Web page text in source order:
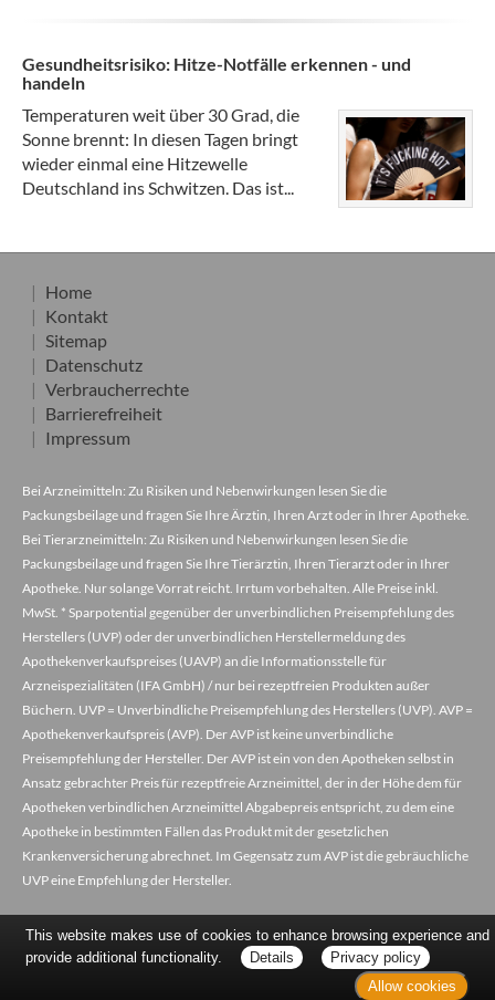
Gesundheitsrisiko: Hitze-Notfälle erkennen - und
handeln
Temperaturen weit über 30 Grad, die
Sonne brennt: In diesen Tagen bringt
wieder einmal eine Hitzewelle
Deutschland ins Schwitzen. Das ist...
Home
Kontakt
Sitemap
Datenschutz
Verbraucherrechte
Barrierefreiheit
Impressum
Bei Arzneimitteln: Zu Risiken und Nebenwirkungen lesen Sie die
Packungsbeilage und fragen Sie Ihre Ärztin, Ihren Arzt oder in Ihrer Apotheke.
Bei Tierarzneimitteln: Zu Risiken und Nebenwirkungen lesen Sie die
Packungsbeilage und fragen Sie Ihre Tierärztin, Ihren Tierarzt oder in Ihrer
Apotheke. Nur solange Vorrat reicht. Irrtum vorbehalten. Alle Preise inkl.
MwSt. * Sparpotential gegenüber der unverbindlichen Preisempfehlung des
Herstellers (UVP) oder der unverbindlichen Herstellermeldung des
Apothekenverkaufspreises (UAVP) an die Informationsstelle für
Arzneispezialitäten (IFA GmbH) / nur bei rezeptfreien Produkten außer
Büchern. UVP = Unverbindliche Preisempfehlung des Herstellers (UVP). AVP =
Apothekenverkaufspreis (AVP). Der AVP ist keine unverbindliche
Preisempfehlung der Hersteller. Der AVP ist ein von den Apotheken selbst in
Ansatz gebrachter Preis für rezeptfreie Arzneimittel, der in der Höhe dem für
Apotheken verbindlichen Arzneimittel Abgabepreis entspricht, zu dem eine
Apotheke in bestimmten Fällen das Produkt mit der gesetzlichen
Krankenversicherung abrechnet. Im Gegensatz zum AVP ist die gebräuchliche
UVP eine Empfehlung der Hersteller.
This website makes use of cookies to enhance browsing experience and
provide additional functionality.
Details
Privacy policy
Allow cookies